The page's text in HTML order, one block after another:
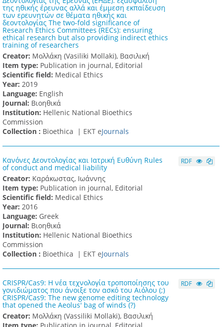
της ηθικής έρευνας αλλά και έμμεση εκπαίδευση
των ερευνητών σε θέματα ηθικής και
δεοντολογίας The two-fold significance of
Research Ethics Committees (RECs): ensuring
ethical research but also providing indirect ethics
training of researchers
Creator: Μολλάκη (Vasiliki Mollaki), Βασιλική
Item type: Publication in journal, Editorial
Scientific field: Medical Ethics
Υear: 2019
Language: English
Journal: Βιοηθικά
Institution: Hellenic National Bioethics
Commission
Collection : Bioethica | ΕΚΤ eJournals
Κανόνες Δεοντολογίας και Ιατρική Ευθύνη Rules
of conduct and medical liability
Creator: Καράκωστας, Ιωάννης
Item type: Publication in journal, Editorial
Scientific field: Medical Ethics
Υear: 2016
Language: Greek
Journal: Βιοηθικά
Institution: Hellenic National Bioethics
Commission
Collection : Bioethica | ΕΚΤ eJournals
RDF
CRISPR/Cas9: Η νέα τεχνολογία τροποποίησης του
γονιδιώματος που άνοιξε τον ασκό του Αιόλου (;)
CRISPR/Cas9: The new genome editing technology
that opened the Aeolus' bag of winds (?)
Creator: Μολλάκη (Vassiliki Mollaki), Βασιλική
RDF